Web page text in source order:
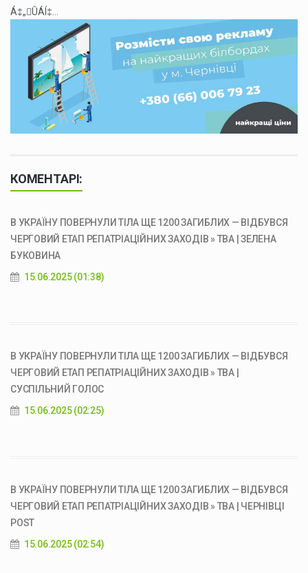
Á‡„ÛÁÍ‡...
КОМЕНТАРІ:
В УКРАЇНУ ПОВЕРНУЛИ ТІЛА ЩЕ 1200 ЗАГИБЛИХ — ВІДБУВСЯ
ЧЕРГОВИЙ ЕТАП РЕПАТРІАЦІЙНИХ ЗАХОДІВ » ТВА | ЗЕЛЕНА
БУКОВИНА
15.06.2025 (01:38)
В УКРАЇНУ ПОВЕРНУЛИ ТІЛА ЩЕ 1200 ЗАГИБЛИХ — ВІДБУВСЯ
ЧЕРГОВИЙ ЕТАП РЕПАТРІАЦІЙНИХ ЗАХОДІВ » ТВА |
СУСПІЛЬНИЙ ГОЛОС
15.06.2025 (02:25)
В УКРАЇНУ ПОВЕРНУЛИ ТІЛА ЩЕ 1200 ЗАГИБЛИХ — ВІДБУВСЯ
ЧЕРГОВИЙ ЕТАП РЕПАТРІАЦІЙНИХ ЗАХОДІВ » ТВА | ЧЕРНІВЦІ
POST
15.06.2025 (02:54)